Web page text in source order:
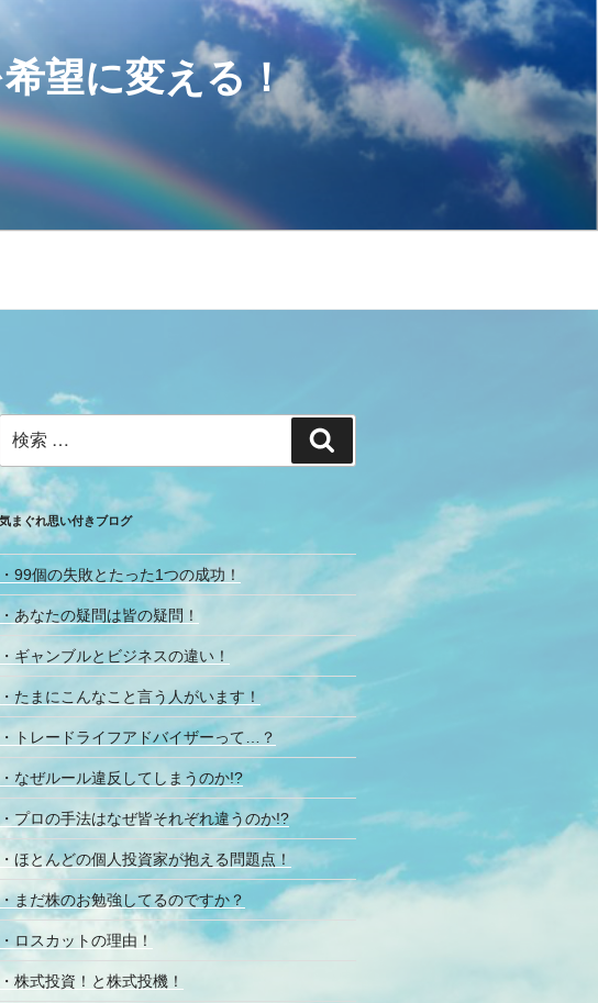
望に変える！
索:
索
まぐれ思い付きブログ
・99個の失敗とたった1つの成功！
・あなたの疑問は皆の疑問！
・ギャンブルとビジネスの違い！
・たまにこんなこと言う人がいます！
・トレードライフアドバイザーって…？
・なぜルール違反してしまうのか!?
・プロの手法はなぜ皆それぞれ違うのか!?
・ほとんどの個人投資家が抱える問題点！
まだ株のお勉強してるのですか？
・ロスカットの理由！
・株式投資！と株式投機！